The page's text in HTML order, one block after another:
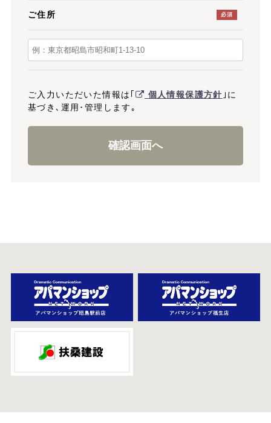
ご住所 必須
ご入力いただいた情報は｢ 個人情報保護方針 ｣に
基づき､運用･管理します｡